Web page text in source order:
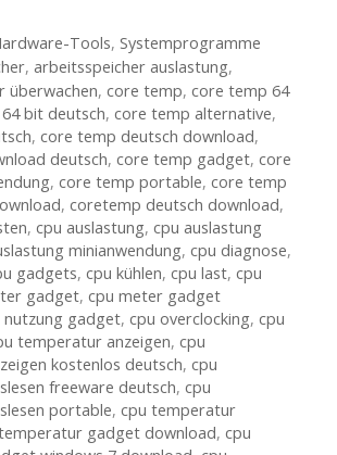
Tools, Systemprogramme
, arbeitsspeicher auslastung,
überwachen, core temp, core temp 64
bit deutsch, core temp alternative,
, core temp deutsch download,
deutsch, core temp gadget, core
, core temp portable, core temp
, coretemp deutsch download,
, cpu auslastung, cpu auslastung
minianwendung, cpu diagnose,
gadgets, cpu kühlen, cpu last, cpu
gadget, cpu meter gadget
nutzung gadget, cpu overclocking, cpu
temperatur anzeigen, cpu
kostenlos deutsch, cpu
freeware deutsch, cpu
portable, cpu temperatur
gadget download, cpu